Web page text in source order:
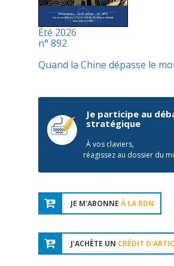
Été 2026
n° 892
Quand la Chine dépasse le
Je participe au
stratégique
À vos claviers,
réagissez au dossier du
JE M'ABONNE À LA RDN
J'ACHÈTE UN CRÉDIT